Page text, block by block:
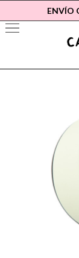
ENVÍO